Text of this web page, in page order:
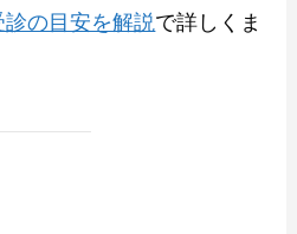
の目安を解説で詳しくま